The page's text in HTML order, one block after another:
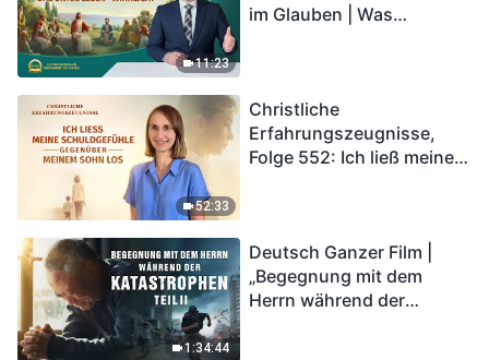
11:23
im Glauben | Was
52:33
Christliche
Erfahrungszeugnisse,
Folge 552: Ich ließ meine
1:34:44
Deutsch Ganzer Film |
„Begegnung mit dem
Herrn während der